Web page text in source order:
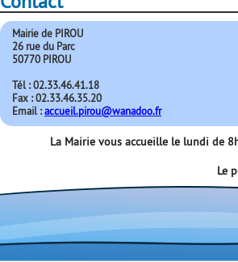
Mairie de PIROU
26 rue du Parc
50770 PIROU
Tél : 02.33.46.41.18
Fax : 02.33.46.35.20
Email :accueil.pirou@wanadoo.fr
La Mairie vous accueille le lundi de
Le